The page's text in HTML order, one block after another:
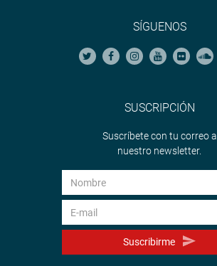
SÍGUENOS
SUSCRIPCIÓN
Suscríbete con tu correo a
nuestro newsletter.
Suscribirme